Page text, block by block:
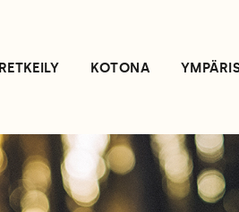
RETKEILY KOTONA